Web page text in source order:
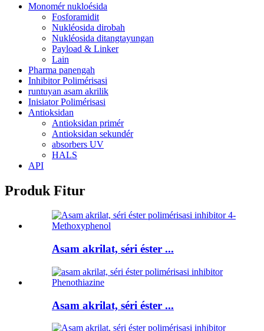
Monomér nukloésida
Fosforamidit
Nukléosida dirobah
Nukléosida ditangtayungan
Payload & Linker
Lain
Pharma panengah
Inhibitor Polimérisasi
runtuyan asam akrilik
Inisiator Polimérisasi
Antioksidan
Antioksidan primér
Antioksidan sekundér
absorbers UV
HALS
API
Produk Fitur
Asam akrilat, séri éster ...
Asam akrilat, séri éster ...